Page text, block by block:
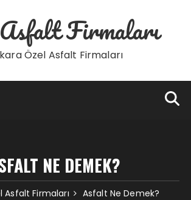
Firmaları
Özel Asfalt Firmaları
NE DEMEK?
Asfalt Firmaları Asfalt Ne Demek?